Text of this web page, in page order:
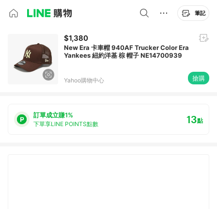
筆記
$1,380
New Era 卡車帽 940AF Trucker Color Era
Yankees 紐約洋基 棕 帽子 NE14700939
Yahoo購物中心 搶購
訂單成立賺1%
下單享LINE POINTS點數 13點